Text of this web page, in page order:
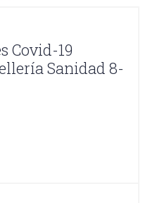
Covid-19
Sanidad 8-